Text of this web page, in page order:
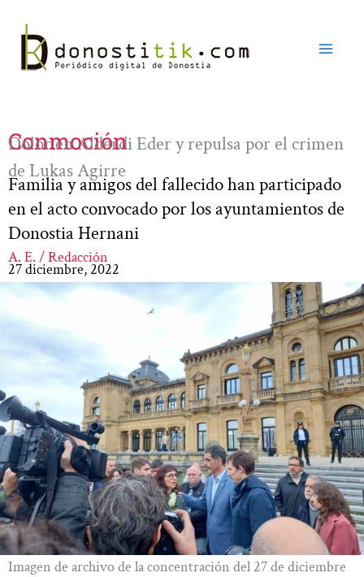
contenido
Conmoción
Dolor en Alderdi Eder y repulsa por el crimen
de Lukas Agirre
Familia y amigos del fallecido han participado
en el acto convocado por los ayuntamientos de
Donostia Hernani
A. E. / Redacción
27 diciembre, 2022
Imagen de archivo de la concentración del 27 de diciembre